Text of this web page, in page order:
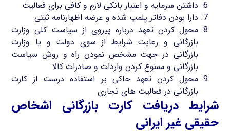
داشتن سرمایه و اعتبار بانکی لازم و کافی برای فعالیت
دارا بودن دفاتر پلمپ شده و عرضه اظهارنامه ثبتی
محول کردن تعهد درباره پیروی از سیاست کلی وزارت
بازرگانی و رعایت شرایط از سوی دولت و یا وزارت
بازرگانی در جهت مشخص نمودن راه و روش سیاست
بازرگانی و ممنوع کردن واردات و صادرات کالا
محول کردن تعهد حاکی بر استفاده درست از کارت
بازرگانی در فعالیت های تجاری
شرایط دریافت کارت بازرگانی اشخاص
حقیقی غیر ایرانی